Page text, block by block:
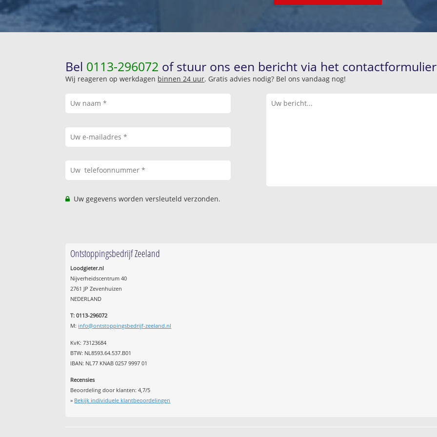
Bel 0113-296072 of stuur ons een bericht via het
Wij reageren op werkdagen binnen 24 uur. Gratis advies nodig? Bel ons vandaag nog!
Uw gegevens worden versleuteld verzonden.
Ontstoppingsbedrijf Zeeland
Loodgieter.nl
Nijverheidscentrum 40
2761 JP Zevenhuizen
NEDERLAND
T: 0113-296072
M: info@ontstoppingsbedrijf-zeeland.nl
KvK: 73123684
BTW: NL8593.64.537.B01
IBAN: NL77 KNAB 0257 9997 01
Recensies
Beoordeling door klanten:4,7/5
» Bekijk individuele klantbeoordelingen